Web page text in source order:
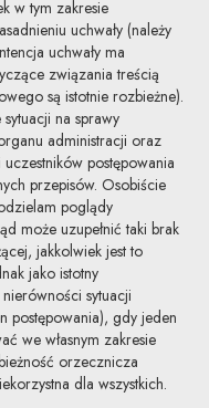
w tym zakresie
uchwały (należy
uchwały ma
związania treścią
są istotnie rozbieżne).
na sprawy
administracji oraz
postępowania
przepisów. Osobiście
poglądy
może uzupełnić taki brak
jakkolwiek jest to
jako istotny
sytuacji
postępowania), gdy jeden
we własnym zakresie
orzecznicza
dla wszystkich.